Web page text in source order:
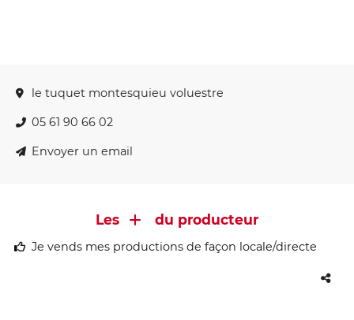
le tuquet montesquieu voluestre
05 61 90 66 02
Envoyer un email
Les du producteur
Je vends mes productions de façon locale/directe